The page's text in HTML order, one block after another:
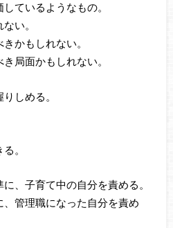
ているようなもの。
い。
かもしれない。
局面かもしれない。
しめる。
。
、子育て中の自分を責める。
管理職になった自分を責め